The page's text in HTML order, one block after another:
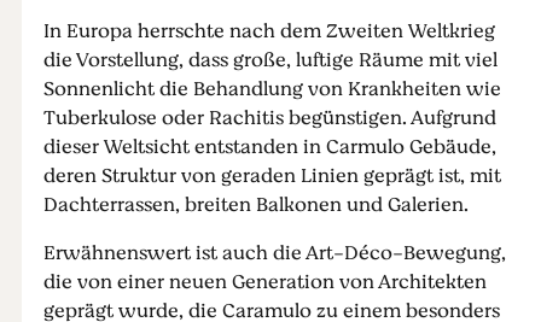
In Europa herrschte nach dem Zweiten Weltkrieg
die Vorstellung, dass große, luftige Räume mit viel
Sonnenlicht die Behandlung von Krankheiten wie
Tuberkulose oder Rachitis begünstigen. Aufgrund
dieser Weltsicht entstanden in Carmulo Gebäude,
deren Struktur von geraden Linien geprägt ist, mit
Dachterrassen, breiten Balkonen und Galerien.
Erwähnenswert ist auch die Art-Déco-Bewegung,
die von einer neuen Generation von Architekten
geprägt wurde, die Caramulo zu einem besonders